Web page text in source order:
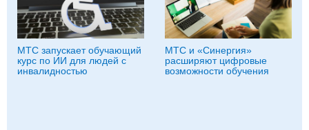
МТС запускает обучающий
курс по ИИ для людей с
инвалидностью
МТС и «Синергия»
расширяют цифровые
возможности обучения